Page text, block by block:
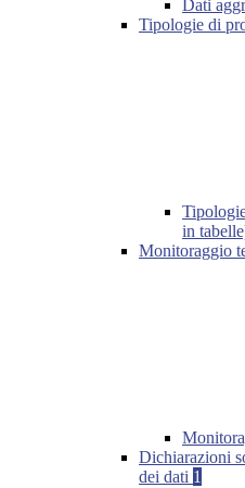
Dati
Tipologie di
in
Monitoraggio
Dichiarazioni
dei dati 1